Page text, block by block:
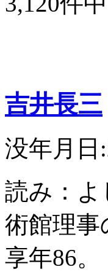
吉井長三
没年月日
読み：
術館理事
享年86